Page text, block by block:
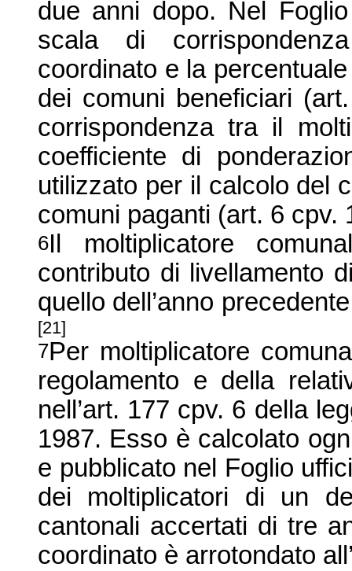
due anni dopo. Nel
scala di
coordinato e la
dei comuni beneficiari
corrispondenza tra il
coefficiente di
utilizzato per il calcolo del
comuni paganti (art. 6 cpv.
6Il moltiplicatore
contributo di livellamento
quello dell’anno
[21]
7Per moltiplicatore
regolamento e della
nell’art. 177 cpv. 6 della
1987. Esso è calcolato
e pubblicato nel Foglio
dei moltiplicatori di un
cantonali accertati di tre
coordinato è arrotondato